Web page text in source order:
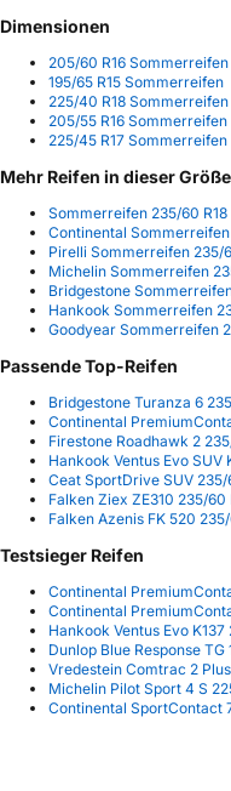
Dimensionen
205/60 R16 Sommerreifen
195/65 R15 Sommerreifen
225/40 R18 Sommerreifen
205/55 R16 Sommerreifen
225/45 R17 Sommerreifen
Mehr Reifen in dieser Größe
Sommerreifen 235/60 R18
Continental Sommerreifen
Pirelli Sommerreifen 235/
Michelin Sommerreifen
Bridgestone
Hankook Sommerreifen
Goodyear Sommerreifen
Passende Top-Reifen
Bridgestone Turanza 6
Continental
Firestone Roadhawk 2
Hankook Ventus Evo SUV
Ceat SportDrive SUV
Falken Ziex ZE310 235/
Falken Azenis FK 520
Testsieger Reifen
Continental
Continental
Hankook Ventus Evo
Dunlop Blue Response TG
Vredestein Comtrac 2
Michelin Pilot Sport 4 S
Continental SportContact